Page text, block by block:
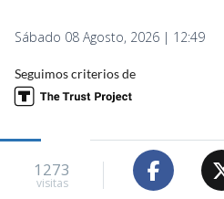
Sábado 08 Agosto, 2026 | 12:49
Seguimos criterios de
1273
visitas